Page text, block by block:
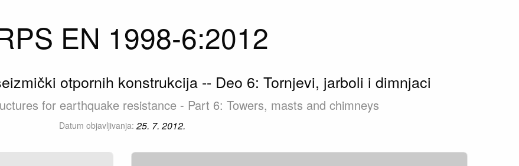
EN 1998-6:2012
otpornih konstrukcija -- Deo 6: Tornjevi, jarboli i dimnjaci
for earthquake resistance - Part 6: Towers, masts and chimneys
Datum objavljivanja: 25. 7. 2012.